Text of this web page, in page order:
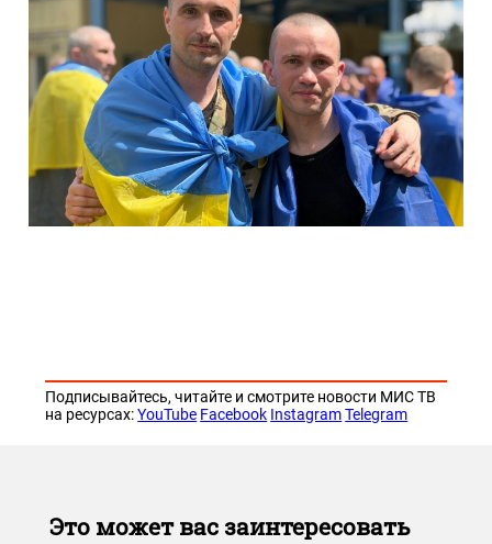
Подписывайтесь, читайте и смотрите новости МИС ТВ
на ресурсах:YouTube Facebook Instagram Telegram
Это может вас заинтересовать